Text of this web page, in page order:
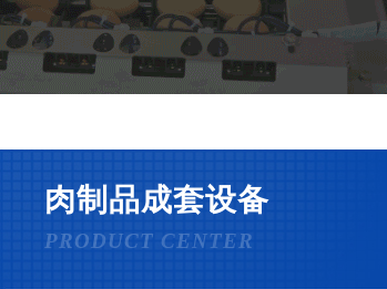
肉制品成套设备
PRODUCT CENTER